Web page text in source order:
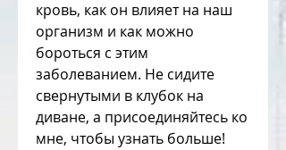
кровь, как он влияет на наш
организм и как можно
бороться с этим
заболеванием. Не сидите
свернутыми в клубок на
диване, а присоединяйтесь ко
мне, чтобы узнать больше!